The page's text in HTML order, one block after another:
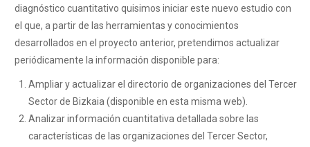
diagnóstico cuantitativo quisimos iniciar este nuevo estudio con
el que, a partir de las herramientas y conocimientos
desarrollados en el proyecto anterior, pretendimos actualizar
periódicamente la información disponible para:
Ampliar y actualizar el directorio de organizaciones del Tercer
Sector de Bizkaia (disponible en esta misma web).
Analizar información cuantitativa detallada sobre las
características de las organizaciones del Tercer Sector,